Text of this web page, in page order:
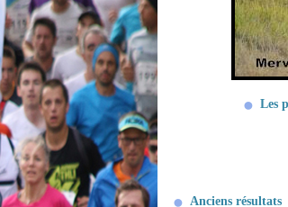
Les
Anciens résultats